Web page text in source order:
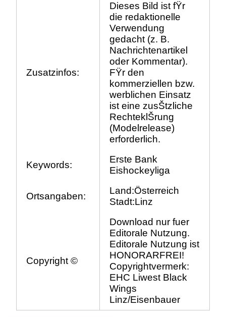
Zusatzinfos:
Dieses Bild ist fŸr
die redaktionelle
Verwendung
gedacht (z. B.
Nachrichtenartikel
oder Kommentar).
FŸr den
kommerziellen bzw.
werblichen Einsatz
ist eine zusŠtzliche
RechteklŠrung
(Modelrelease)
erforderlich.
Keywords:
Erste Bank
Eishockeyliga
Ortsangaben:
Land:Österreich
Stadt:Linz
Copyright ©
Download nur fuer
Editorale Nutzung.
Editorale Nutzung ist
HONORARFREI!
Copyrightvermerk:
EHC Liwest Black
Wings
Linz/Eisenbauer